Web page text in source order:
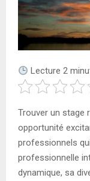
U
Lecture 2
Trouver un stage
opportunité
professionnels
professionnelle
dynamique, sa